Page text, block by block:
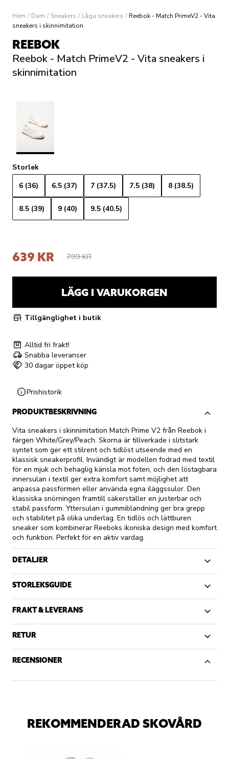
Hem / Dam / Sneakers / Låga sneakers / Reebok - Match PrimeV2 - Vita
sneakers i skinnimitation
REEBOK
Reebok - Match PrimeV2 - Vita sneakers i
skinnimitation
Storlek
6 (36)
6.5 (37) 7 (37.5) 7.5 (38) 8 (38.5)
8.5 (39) 9 (40) 9.5 (40.5)
639 KR 799 KR
LÄGG I VARUKORGEN
Tillgänglighet i butik
Alltid fri frakt!
Snabba leveranser
30 dagar öppet köp
Prishistorik
PRODUKTBESKRIVNING
Vita sneakers i skinnimitation Match Prime V2 från Reebok i
färgen White/Grey/Peach. Skorna är tillverkade i slitstark
syntet som ger ett stilrent och tidlöst utseende med en
klassisk sneakerprofil. Invändigt är modellen fodrad med textil
för en mjuk och behaglig känsla mot foten, och den löstagbara
innersulan i textil ger extra komfort samt möjlighet att
anpassa passformen eller använda egna iläggssulor. Den
klassiska snörningen framtill säkerställer en justerbar och
stabil passform. Yttersulan i gummiblandning ger bra grepp
och stabilitet på olika underlag. En tidlös och lättburen
sneaker som kombinerar Reeboks ikoniska design med komfort
och funktion. Perfekt för en aktiv vardag.
DETALJER
STORLEKSGUIDE
FRAKT & LEVERANS
RETUR
RECENSIONER
REKOMMENDERAD SKOVÅRD